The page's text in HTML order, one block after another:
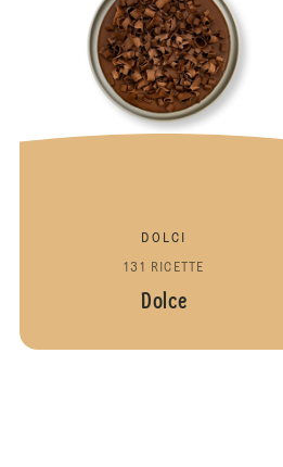
DOLCI
131 RICETTE
Dolce